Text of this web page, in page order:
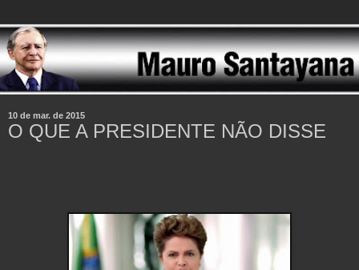
10 de mar. de 2015
O QUE A PRESIDENTE NÃO DISSE